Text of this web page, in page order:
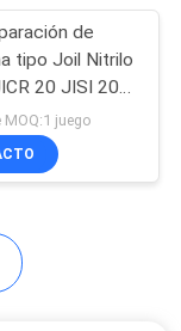
de
tipo Joil Nitrilo
20 JISI 20
de pulso
MOQ:1 juego